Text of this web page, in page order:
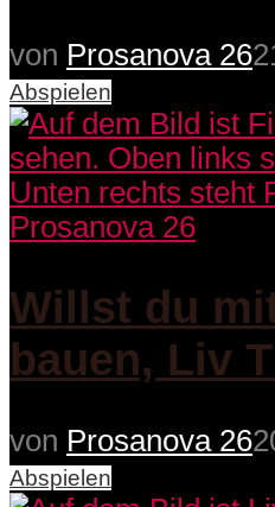
von Prosanova 26
Abspielen
Prosanova 26
Willst du
bauen, Liv
von Prosanova 26
Abspielen